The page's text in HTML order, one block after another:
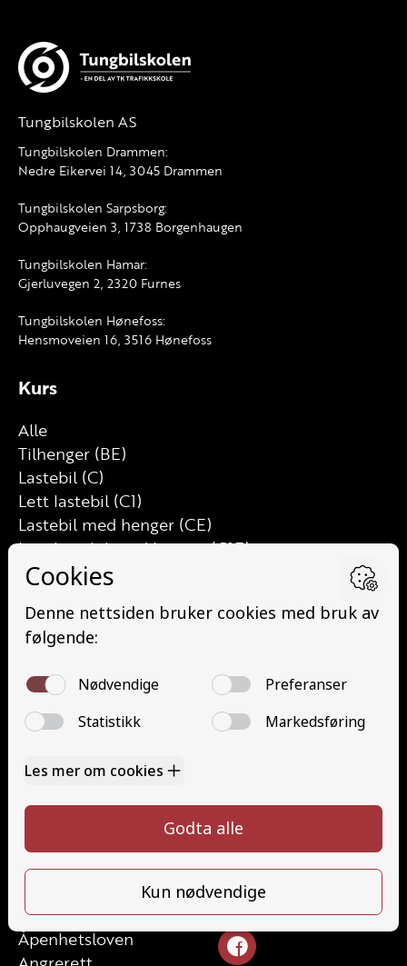
Tungbilskolen AS
Tungbilskolen Drammen:
Nedre Eikervei 14, 3045 Drammen
Tungbilskolen Sarpsborg:
Opphaugveien 3, 1738 Borgenhaugen
Tungbilskolen Hamar:
Gjerluvegen 2, 2320 Furnes
Tungbilskolen Hønefoss:
Hensmoveien 16, 3516 Hønefoss
Kurs
Alle
Tilhenger (BE)
Lastebil (C)
Lett lastebil (C1)
Lastebil med henger (CE)
Lett lastebil med henger (C1E)
Buss (D)
Minibuss (D1)
Minibuss med henger (D1E)
Grunnutdanning Person (YDP – YSK)
YSK Gods etterutdanning (EYDG)
YSK Person etterutdanning (EYDP)
Kontakt
Priser
Elevside
Kontakt oss
Åpenhetsloven
328 24 340
post@tungbilskolen.no
Følg oss